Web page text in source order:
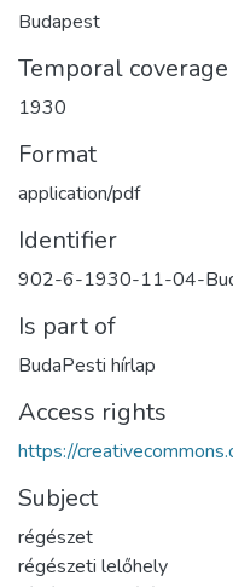
Budapest
Temporal coverage
1930
Format
application/pdf
Identifier
902-6-1930-11-04-
Is part of
BudaPesti hírlap
Access rights
https://
Subject
régészet
régészeti lelőhely